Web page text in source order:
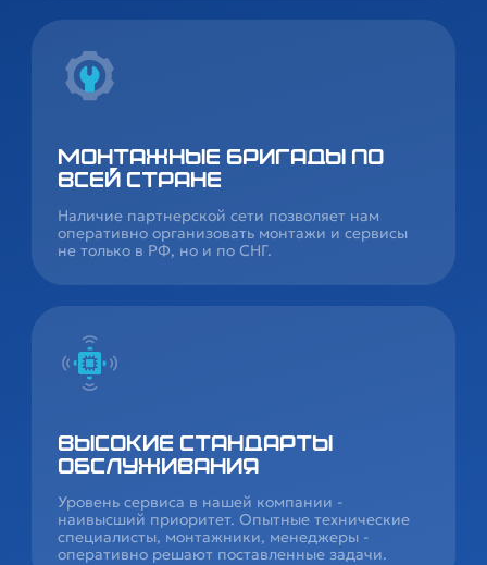
Монтажные бригады по
всей стране
Наличие партнерской сети позволяет нам
оперативно организовать монтажи и сервисы
не только в РФ, но и по СНГ.
Высокие стандарты
обслуживания
Уровень сервиса в нашей компании -
наивысший приоритет. Опытные технические
специалисты, монтажники, менеджеры -
оперативно решают поставленные задачи.